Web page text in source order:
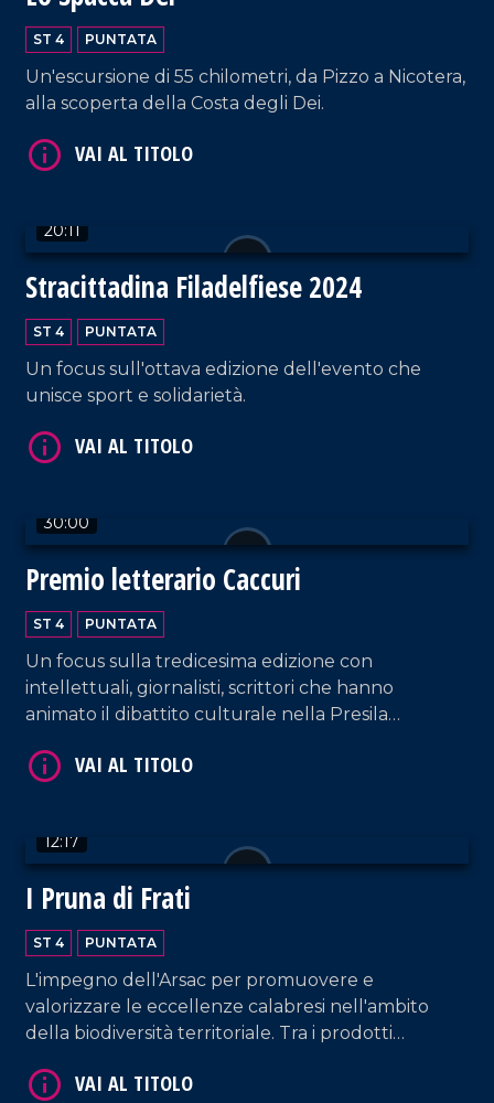
ST 4 PUNTATA
Un'escursione di 55 chilometri, da Pizzo a Nicotera,
alla scoperta della Costa degli Dei.
20:11
Stracittadina Filadelfiese 2024
ST 4 PUNTATA
Un focus sull'ottava edizione dell'evento che
unisce sport e solidarietà.
30:00
Premio letterario Caccuri
ST 4 PUNTATA
Un focus sulla tredicesima edizione con
intellettuali, giornalisti, scrittori che hanno
animato il dibattito culturale nella Presila
12:17
I Pruna di Frati
ST 4 PUNTATA
L'impegno dell'Arsac per promuovere e
valorizzare le eccellenze calabresi nell'ambito
della biodiversità territoriale. Tra i prodotti
Terranova Sappo Minulio.
VAI AL TITOLO
VAI AL TITOLO
VAI AL TITOLO